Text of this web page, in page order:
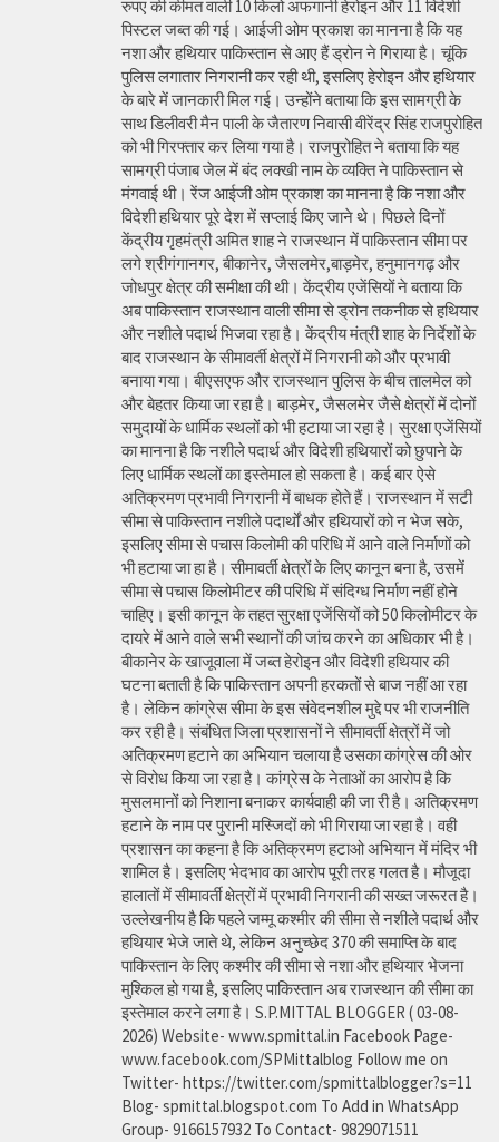
रुपए की कीमत वाली 10 किलो अफगानी हेरोइन और 11 विदेशी
पिस्टल जब्त की गई। आईजी ओम प्रकाश का मानना है कि यह
नशा और हथियार पाकिस्तान से आए हैं ड्रोन ने गिराया है। चूंकि
पुलिस लगातार निगरानी कर रही थी, इसलिए हेरोइन और हथियार
के बारे में जानकारी मिल गई। उन्होंने बताया कि इस सामग्री के
साथ डिलीवरी मैन पाली के जैतारण निवासी वीरेंद्र सिंह राजपुरोहित
को भी गिरफ्तार कर लिया गया है। राजपुरोहित ने बताया कि यह
सामग्री पंजाब जेल में बंद लक्खी नाम के व्यक्ति ने पाकिस्तान से
मंगवाई थी। रेंज आईजी ओम प्रकाश का मानना है कि नशा और
विदेशी हथियार पूरे देश में सप्लाई किए जाने थे। पिछले दिनों
केंद्रीय गृहमंत्री अमित शाह ने राजस्थान में पाकिस्तान सीमा पर
लगे श्रीगंगानगर, बीकानेर, जैसलमेर,बाड़मेर, हनुमानगढ़ और
जोधपुर क्षेत्र की समीक्षा की थी। केंद्रीय एजेंसियों ने बताया कि
अब पाकिस्तान राजस्थान वाली सीमा से ड्रोन तकनीक से हथियार
और नशीले पदार्थ भिजवा रहा है। केंद्रीय मंत्री शाह के निर्देशों के
बाद राजस्थान के सीमावर्ती क्षेत्रों में निगरानी को और प्रभावी
बनाया गया। बीएसएफ और राजस्थान पुलिस के बीच तालमेल को
और बेहतर किया जा रहा है। बाड़मेर, जैसलमेर जैसे क्षेत्रों में दोनों
समुदायों के धार्मिक स्थलों को भी हटाया जा रहा है। सुरक्षा एजेंसियों
का मानना है कि नशीले पदार्थ और विदेशी हथियारों को छुपाने के
लिए धार्मिक स्थलों का इस्तेमाल हो सकता है। कई बार ऐसे
अतिक्रमण प्रभावी निगरानी में बाधक होते हैं। राजस्थान में सटी
सीमा से पाकिस्तान नशीले पदार्थों और हथियारों को न भेज सके,
इसलिए सीमा से पचास किलोमी की परिधि में आने वाले निर्माणों को
भी हटाया जा हा है। सीमावर्ती क्षेत्रों के लिए कानून बना है, उसमें
सीमा से पचास किलोमीटर की परिधि में संदिग्ध निर्माण नहीं होने
चाहिए। इसी कानून के तहत सुरक्षा एजेंसियों को 50 किलोमीटर के
दायरे में आने वाले सभी स्थानों की जांच करने का अधिकार भी है।
बीकानेर के खाजूवाला में जब्त हेरोइन और विदेशी हथियार की
घटना बताती है कि पाकिस्तान अपनी हरकतों से बाज नहीं आ रहा
है। लेकिन कांग्रेस सीमा के इस संवेदनशील मुद्दे पर भी राजनीति
कर रही है। संबंधित जिला प्रशासनों ने सीमावर्ती क्षेत्रों में जो
अतिक्रमण हटाने का अभियान चलाया है उसका कांग्रेस की ओर
से विरोध किया जा रहा है। कांग्रेस के नेताओं का आरोप है कि
मुसलमानों को निशाना बनाकर कार्यवाही की जा री है। अतिक्रमण
हटाने के नाम पर पुरानी मस्जिदों को भी गिराया जा रहा है। वही
प्रशासन का कहना है कि अतिक्रमण हटाओ अभियान में मंदिर भी
शामिल है। इसलिए भेदभाव का आरोप पूरी तरह गलत है। मौजूदा
हालातों में सीमावर्ती क्षेत्रों में प्रभावी निगरानी की सख्त जरूरत है।
उल्लेखनीय है कि पहले जम्मू कश्मीर की सीमा से नशीले पदार्थ और
हथियार भेजे जाते थे, लेकिन अनुच्छेद 370 की समाप्ति के बाद
पाकिस्तान के लिए कश्मीर की सीमा से नशा और हथियार भेजना
मुश्किल हो गया है, इसलिए पाकिस्तान अब राजस्थान की सीमा का
इस्तेमाल करने लगा है। S.P.MITTAL BLOGGER ( 03-08-
2026) Website- www.spmittal.in Facebook Page-
www.facebook.com/SPMittalblog Follow me on
Twitter- https://twitter.com/spmittalblogger?s=11
Blog- spmittal.blogspot.com To Add in WhatsApp
Group- 9166157932 To Contact- 9829071511